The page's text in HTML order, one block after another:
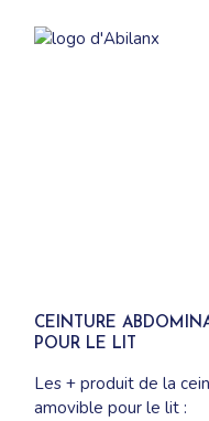
contenu
CEINTURE
POUR LE LIT
Les + produit de la
amovible pour le lit :